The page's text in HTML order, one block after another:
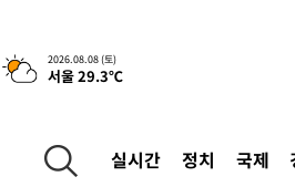
2026.08.08 (토)
서울 29.3℃
실시간 정치 국제
6시간 전 >[속보]뉴욕증시 상승 마감…S&P
-28002초 전 >
청래 44.56%
-27284초 전 >
[속보]與 대표 경선 제주·인